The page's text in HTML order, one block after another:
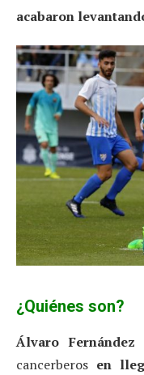
acabaron
¿Quiénes son?
Álvaro Fernández
cancerberos en